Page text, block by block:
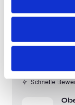
3 Tagen
Schnelle